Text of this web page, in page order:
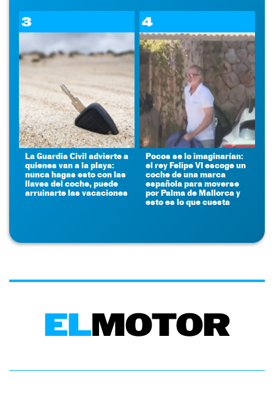
3
La Guardia Civil advierte a
quienes van a la playa:
nunca hagas esto con las
llaves del coche, puede
arruinarte las vacaciones
4
Pocos se lo imaginarían:
el rey Felipe VI escoge un
coche de una marca
española para moverse
por Palma de Mallorca y
esto es lo que cuesta